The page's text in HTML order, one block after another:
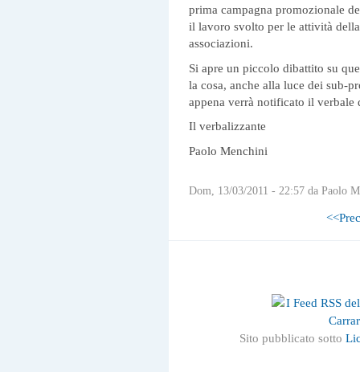
prima campagna promozionale
il lavoro svolto per le attività
associazioni.
Si apre un piccolo dibattito su
la cosa, anche alla luce dei sub-
appena verrà notificato il verbale
Il verbalizzante
Paolo Menchini
Dom, 13/03/2011 - 22:57 da Paolo
Sito pubblicato sotto